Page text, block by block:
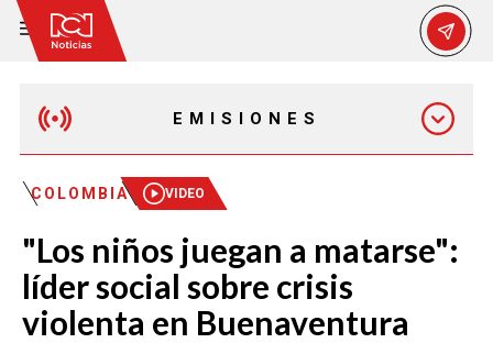
EMISIONES
MAÑANA EXPRESS
EMISIÓN 12:30 PM
EMISIÓN 7:00 PM
COLOMBIA VIDEO
"Los niños juegan a matarse":
líder social sobre crisis
violenta en Buenaventura